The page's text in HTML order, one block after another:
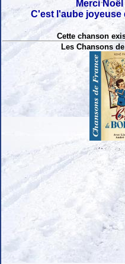
Merci
C'est l'aube joyeuse
Cette chanson
Les Chansons